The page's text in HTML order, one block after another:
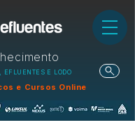
EFLUENTES E LODO
e Cursos Online